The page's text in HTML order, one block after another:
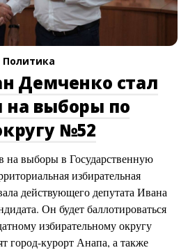
Политика
Демченко стал
выборы по
№52
на выборы в Государственную
избирательная
действующего депутата Ивана
Он будет баллотироваться
избирательному округу
город-курорт Анапа, а также